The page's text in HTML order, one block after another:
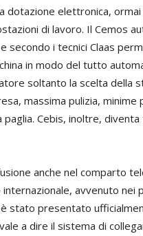
dotazione elettronica,
di lavoro. Il Cemos
secondo i tecnici Claas
in modo del tutto
soltanto la scelta della
massima pulizia, minime
paglia. Cebis, inoltre, diventa
anche nel comparto
internazionale, avvenuto nei
è stato presentato
a dire il sistema di